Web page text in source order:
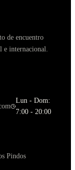
de encuentro
internacional.
Lun - Dom:
7:00 - 20:00
Pindos